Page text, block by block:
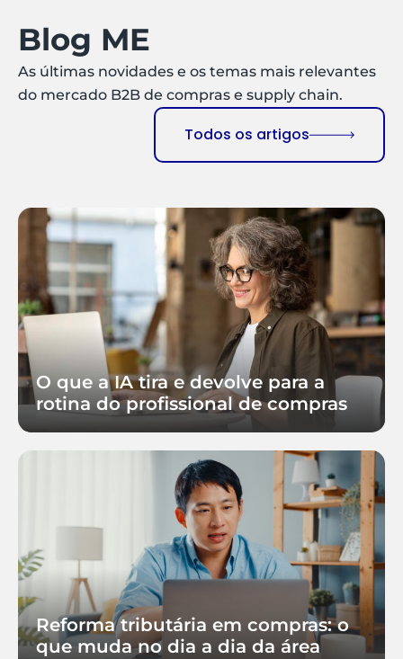
Blog ME
As últimas novidades e os temas mais relevantes
do mercado B2B de compras e supply chain.
Todos os artigos
O que a IA tira e devolve para a
rotina do profissional de compras
Reforma tributária em compras: o
que muda no dia a dia da área